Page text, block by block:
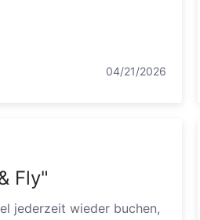
04/21/2026
Fly"
jederzeit wieder buchen,